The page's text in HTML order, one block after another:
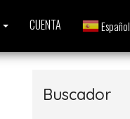
CUENTA Español
Buscador